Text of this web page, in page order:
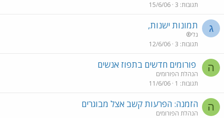
תגובות 3
15/6/06
ג תמונות ישנות,
גלי®
תגובות 3
12/6/06
ה פורומים חדשים בתפוז אנשים
הנהלת הפורומים
תגובות 1
11/6/06
ה הזמנה: הפרעות קשב אצל מבוגרים
הנהלת הפורומים